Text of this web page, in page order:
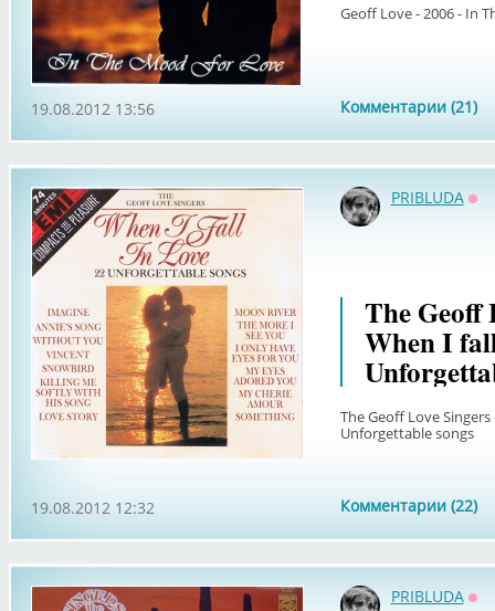
Geoff Love - 2006 - In
Комментарии (21)
19.08.2012 13:56
PRIBLUDA
The Geoff
When I
The Geoff Love
Unforgettable songs
Комментарии (22)
19.08.2012 12:32
PRIBLUDA